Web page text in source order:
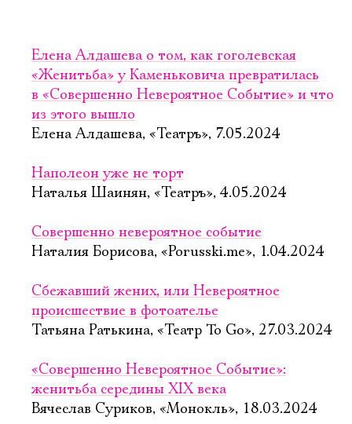
Елена Алдашева о том, как гоголевская
«Женитьба» у Каменьковича превратилась
в «Совершенно Невероятное Событие» и что
из этого вышло
Елена Алдашева, «Театръ», 7.05.2024
Наполеон уже не торт
Наталья Шаинян, «Театръ», 4.05.2024
Совершенно невероятное событие
Наталия Борисова, «Porusski.me», 1.04.2024
Сбежавший жених, или Невероятное
происшествие в фотоателье
Татьяна Ратькина, «Театр To Go», 27.03.2024
«Совершенно Невероятное Событие»:
женитьба середины XIX века
Вячеслав Суриков, «Монокль», 18.03.2024